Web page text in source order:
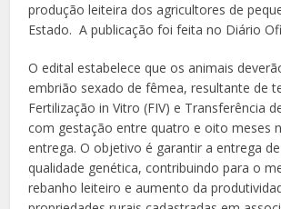
produção leiteira dos agricultores de
Estado. A publicação foi feita no Diário
O edital estabelece que os animais
embrião sexado de fêmea, resultante de
Fertilização in Vitro (FIV) e Transferência
com gestação entre quatro e oito meses
entrega. O objetivo é garantir a entrega
qualidade genética, contribuindo para o
rebanho leiteiro e aumento da